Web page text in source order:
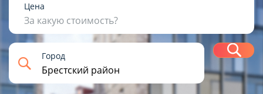
Цена
За какую стоимость?
USD BYN EUR RUB
Город